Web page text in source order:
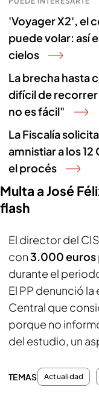
'Voyager X2', el
puede volar: así
cielos
La brecha hasta
difícil de recorrer
no es fácil"
La Fiscalía
amnistiar a los
el procés
Multa a José
flash
El director del
con3.000 euros
durante el
El PP denunció
Central que
porque no
del estudio, un
TEMAS Actualidad